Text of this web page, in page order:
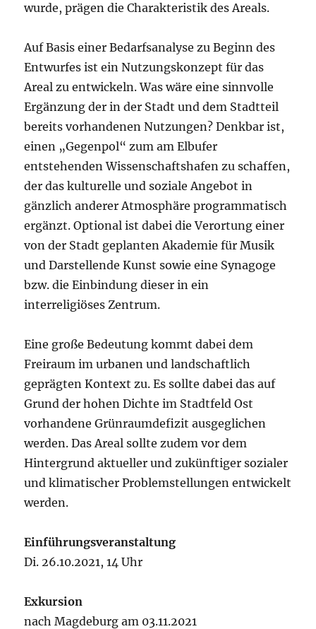
wurde, prägen die Charakteristik des Areals.
Auf Basis einer Bedarfsanalyse zu Beginn des
Entwurfes ist ein Nutzungskonzept für das
Areal zu entwickeln. Was wäre eine sinnvolle
Ergänzung der in der Stadt und dem Stadtteil
bereits vorhandenen Nutzungen? Denkbar ist,
einen „Gegenpol“ zum am Elbufer
entstehenden Wissenschaftshafen zu schaffen,
der das kulturelle und soziale Angebot in
gänzlich anderer Atmosphäre programmatisch
ergänzt. Optional ist dabei die Verortung einer
von der Stadt geplanten Akademie für Musik
und Darstellende Kunst sowie eine Synagoge
bzw. die Einbindung dieser in ein
interreligiöses Zentrum.
Eine große Bedeutung kommt dabei dem
Freiraum im urbanen und landschaftlich
geprägten Kontext zu. Es sollte dabei das auf
Grund der hohen Dichte im Stadtfeld Ost
vorhandene Grünraumdefizit ausgeglichen
werden. Das Areal sollte zudem vor dem
Hintergrund aktueller und zukünftiger sozialer
und klimatischer Problemstellungen entwickelt
werden.
Einführungsveranstaltung
Di. 26.10.2021, 14 Uhr
Exkursion
nach Magdeburg am 03.11.2021